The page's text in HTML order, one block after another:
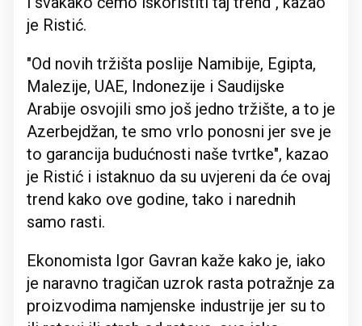
je Ristić.
"Od novih tržišta poslije Namibije, Egipta,
Malezije, UAE, Indonezije i Saudijske
Arabije osvojili smo još jedno tržište, a to je
Azerbejdžan, te smo vrlo ponosni jer sve je
to garancija budućnosti naše tvrtke", kazao
je Ristić i istaknuo da su uvjereni da će ovaj
trend kako ove godine, tako i narednih
samo rasti.
Ekonomista Igor Gavran kaže kako je, iako
je naravno tragičan uzrok rasta potražnje za
proizvodima namjenske industrije jer su to